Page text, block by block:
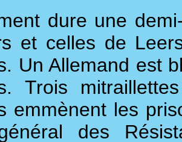
dure une
et celles de
Un Allemand est
Trois
emmènent les
des